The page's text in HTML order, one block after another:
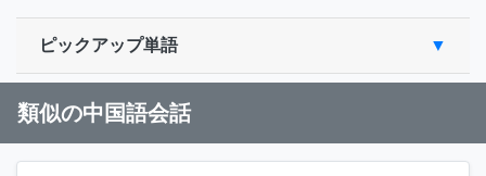
ピックアップ単語
類似の中国語会話